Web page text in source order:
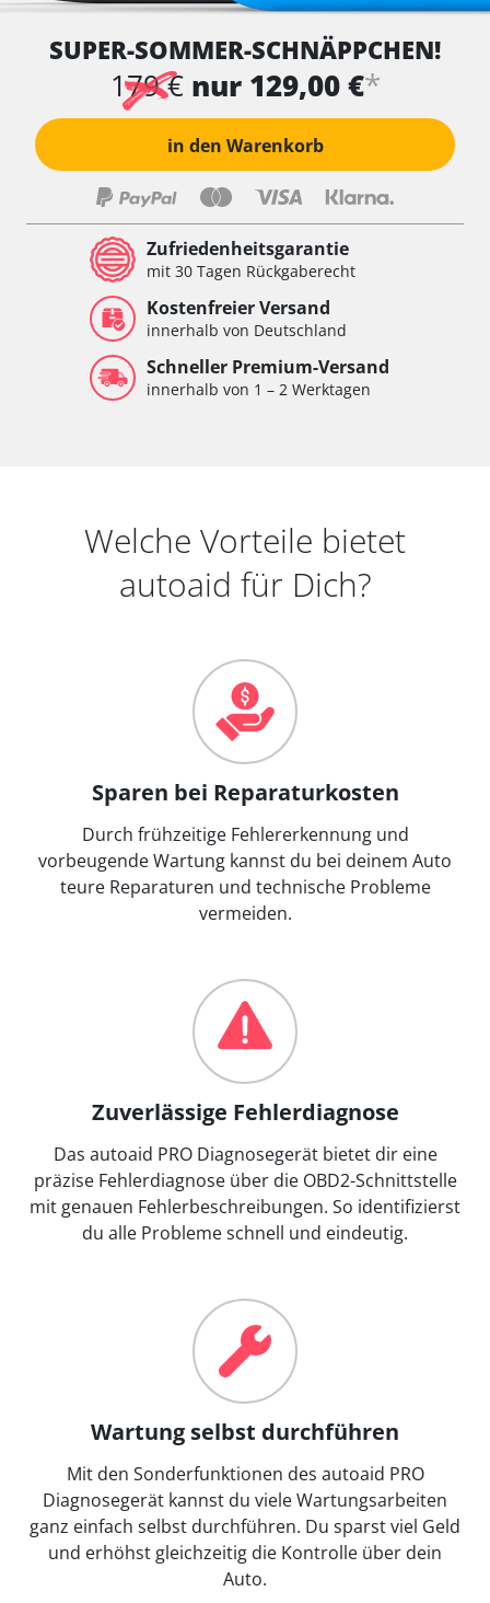
SUPER-SOMMER-SCHNÄPPCHEN!
179 € nur 129,00 €*
in den Warenkorb
Zufriedenheitsgarantie
mit 30 Tagen Rückgaberecht
Kostenfreier Versand
innerhalb von Deutschland
Schneller Premium-Versand
innerhalb von 1 – 2 Werktagen
Welche Vorteile bietet
autoaid für Dich?
Sparen bei Reparaturkosten
Durch frühzeitige Fehlererkennung und
vorbeugende Wartung kannst du bei deinem Auto
teure Reparaturen und technische Probleme
vermeiden.
Zuverlässige Fehlerdiagnose
Das autoaid PRO Diagnosegerät bietet dir eine
präzise Fehlerdiagnose über die OBD2-Schnittstelle
mit genauen Fehlerbeschreibungen. So identifizierst
du alle Probleme schnell und eindeutig.
Wartung selbst durchführen
Mit den Sonderfunktionen des autoaid PRO
Diagnosegerät kannst du viele Wartungsarbeiten
ganz einfach selbst durchführen. Du sparst viel Geld
und erhöhst gleichzeitig die Kontrolle über dein
Auto.